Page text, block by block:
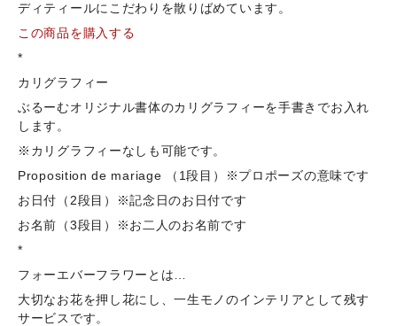
ディティールにこだわりを散りばめています。
この商品を購入する
*
カリグラフィー
ぶるーむオリジナル書体のカリグラフィーを手書きでお入れ
します。
※カリグラフィーなしも可能です。
Proposition de mariage （1段目）※プロポーズの意味です
お日付（2段目）※記念日のお日付です
お名前（3段目）※お二人のお名前です
*
フォーエバーフラワーとは…
大切なお花を押し花にし、一生モノのインテリアとして残す
サービスです。